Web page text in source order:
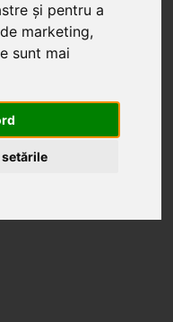
și pentru a
marketing,
sunt mai